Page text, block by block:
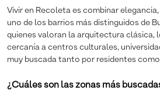
Vivir en Recoleta es combinar
uno de los barrios más distinguidos de
quienes valoran la arquitectura clásica,
cercanía a centros culturales,
muy buscada tanto por residentes
¿Cuáles son las zonas más